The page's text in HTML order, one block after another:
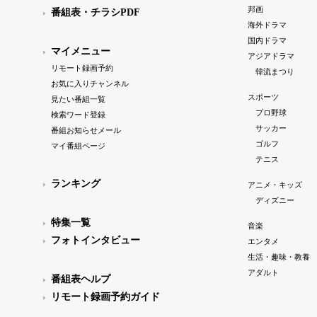
番組表・チラシPDF
マイメニュー
リモート録画予約
お気に入りチャンネル
見たい番組一覧
検索ワード登録
番組お知らせメール
マイ番組ページ
ランキング
特集一覧
フォトインタビュー
番組表ヘルプ
リモート録画予約ガイド
邦画
海外ドラマ
国内ドラマ
アジアドラマ
韓流まつり
スポーツ
プロ野球
サッカー
ゴルフ
テニス
アニメ・キッズ
ディズニー
音楽
エンタメ
生活・趣味・教養
アダルト